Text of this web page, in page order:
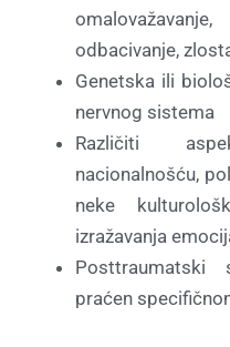
odbacivanje,
Genetska ili
nervnog sistema
Različiti
nacionalnošću,
neke
izražavanja
praćen